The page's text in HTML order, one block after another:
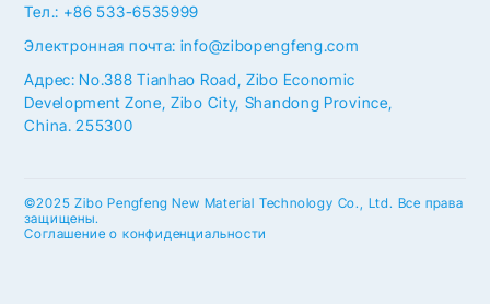
Тел.: +86 533-6535999
Электронная почта: info@zibopengfeng.com
Адрес: No.388 Tianhao Road, Zibo Economic
Development Zone, Zibo City, Shandong Province,
China. 255300
©2025 Zibo Pengfeng New Material Technology Co., Ltd. Все права
защищены.
Соглашение о конфиденциальности